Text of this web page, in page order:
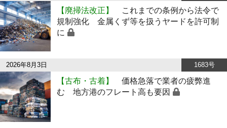
【廃掃法改正】
これまでの条例から法令で
規制強化 金属くず等を扱うヤードを許可制
に
2026年8月3日 1683号
【古布・古着】
価格急落で業者の疲弊進
む 地方港のフレート高も要因